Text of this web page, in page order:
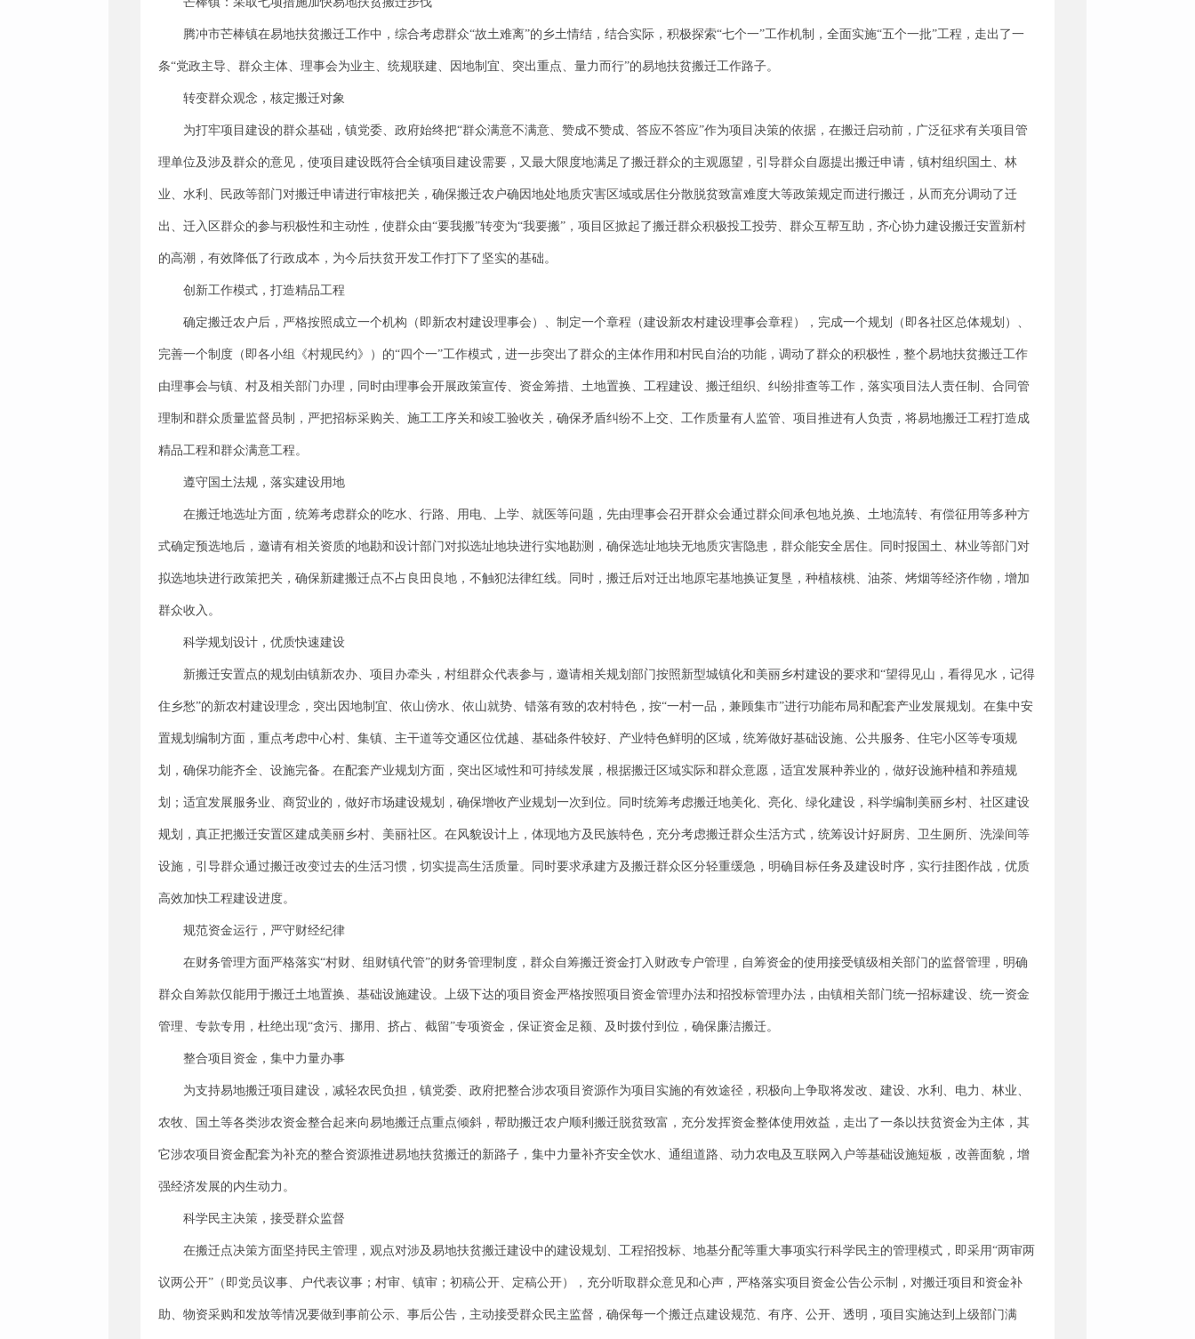
腾冲市芒棒镇在易地扶贫搬迁工作中，综合考虑群众“故土难离”的乡土情结，结合实际，积极探索“七个一”工作机制，全面实施“五个一批”工程，走出了一
条“党政主导、群众主体、理事会为业主、统规联建、因地制宜、突出重点、量力而行”的易地扶贫搬迁工作路子。
转变群众观念，核定搬迁对象
为打牢项目建设的群众基础，镇党委、政府始终把“群众满意不满意、赞成不赞成、答应不答应”作为项目决策的依据，在搬迁启动前，广泛征求有关项目管
理单位及涉及群众的意见，使项目建设既符合全镇项目建设需要，又最大限度地满足了搬迁群众的主观愿望，引导群众自愿提出搬迁申请，镇村组织国土、林
业、水利、民政等部门对搬迁申请进行审核把关，确保搬迁农户确因地处地质灾害区域或居住分散脱贫致富难度大等政策规定而进行搬迁，从而充分调动了迁
出、迁入区群众的参与积极性和主动性，使群众由“要我搬”转变为“我要搬”，项目区掀起了搬迁群众积极投工投劳、群众互帮互助，齐心协力建设搬迁安置新村
的高潮，有效降低了行政成本，为今后扶贫开发工作打下了坚实的基础。
创新工作模式，打造精品工程
确定搬迁农户后，严格按照成立一个机构（即新农村建设理事会）、制定一个章程（建设新农村建设理事会章程），完成一个规划（即各社区总体规划）、
完善一个制度（即各小组《村规民约》）的“四个一”工作模式，进一步突出了群众的主体作用和村民自治的功能，调动了群众的积极性，整个易地扶贫搬迁工作
由理事会与镇、村及相关部门办理，同时由理事会开展政策宣传、资金筹措、土地置换、工程建设、搬迁组织、纠纷排查等工作，落实项目法人责任制、合同管
理制和群众质量监督员制，严把招标采购关、施工工序关和竣工验收关，确保矛盾纠纷不上交、工作质量有人监管、项目推进有人负责，将易地搬迁工程打造成
精品工程和群众满意工程。
遵守国土法规，落实建设用地
在搬迁地选址方面，统筹考虑群众的吃水、行路、用电、上学、就医等问题，先由理事会召开群众会通过群众间承包地兑换、土地流转、有偿征用等多种方
式确定预选地后，邀请有相关资质的地勘和设计部门对拟选址地块进行实地勘测，确保选址地块无地质灾害隐患，群众能安全居住。同时报国土、林业等部门对
拟选地块进行政策把关，确保新建搬迁点不占良田良地，不触犯法律红线。同时，搬迁后对迁出地原宅基地换证复垦，种植核桃、油茶、烤烟等经济作物，增加
群众收入。
科学规划设计，优质快速建设
新搬迁安置点的规划由镇新农办、项目办牵头，村组群众代表参与，邀请相关规划部门按照新型城镇化和美丽乡村建设的要求和“望得见山，看得见水，记得
住乡愁”的新农村建设理念，突出因地制宜、依山傍水、依山就势、错落有致的农村特色，按“一村一品，兼顾集市”进行功能布局和配套产业发展规划。在集中安
置规划编制方面，重点考虑中心村、集镇、主干道等交通区位优越、基础条件较好、产业特色鲜明的区域，统筹做好基础设施、公共服务、住宅小区等专项规
划，确保功能齐全、设施完备。在配套产业规划方面，突出区域性和可持续发展，根据搬迁区域实际和群众意愿，适宜发展种养业的，做好设施种植和养殖规
划；适宜发展服务业、商贸业的，做好市场建设规划，确保增收产业规划一次到位。同时统筹考虑搬迁地美化、亮化、绿化建设，科学编制美丽乡村、社区建设
规划，真正把搬迁安置区建成美丽乡村、美丽社区。在风貌设计上，体现地方及民族特色，充分考虑搬迁群众生活方式，统筹设计好厨房、卫生厕所、洗澡间等
设施，引导群众通过搬迁改变过去的生活习惯，切实提高生活质量。同时要求承建方及搬迁群众区分轻重缓急，明确目标任务及建设时序，实行挂图作战，优质
高效加快工程建设进度。
规范资金运行，严守财经纪律
在财务管理方面严格落实“村财、组财镇代管”的财务管理制度，群众自筹搬迁资金打入财政专户管理，自筹资金的使用接受镇级相关部门的监督管理，明确
群众自筹款仅能用于搬迁土地置换、基础设施建设。上级下达的项目资金严格按照项目资金管理办法和招投标管理办法，由镇相关部门统一招标建设、统一资金
管理、专款专用，杜绝出现“贪污、挪用、挤占、截留”专项资金，保证资金足额、及时拨付到位，确保廉洁搬迁。
整合项目资金，集中力量办事
为支持易地搬迁项目建设，减轻农民负担，镇党委、政府把整合涉农项目资源作为项目实施的有效途径，积极向上争取将发改、建设、水利、电力、林业、
农牧、国土等各类涉农资金整合起来向易地搬迁点重点倾斜，帮助搬迁农户顺利搬迁脱贫致富，充分发挥资金整体使用效益，走出了一条以扶贫资金为主体，其
它涉农项目资金配套为补充的整合资源推进易地扶贫搬迁的新路子，集中力量补齐安全饮水、通组道路、动力农电及互联网入户等基础设施短板，改善面貌，增
强经济发展的内生动力。
科学民主决策，接受群众监督
在搬迁点决策方面坚持民主管理，观点对涉及易地扶贫搬迁建设中的建设规划、工程招投标、地基分配等重大事项实行科学民主的管理模式，即采用“两审两
议两公开”（即党员议事、户代表议事；村审、镇审；初稿公开、定稿公开），充分听取群众意见和心声，严格落实项目资金公告公示制，对搬迁项目和资金补
助、物资采购和发放等情况要做到事前公示、事后公告，主动接受群众民主监督，确保每一个搬迁点建设规范、有序、公开、透明，项目实施达到上级部门满